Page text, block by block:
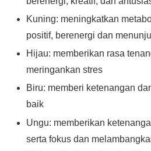
Kuning: meningkatkan
positif, berenergi dan
Hijau: memberikan rasa
meringankan stres
Biru: memberi ketenangan
baik
Ungu: memberikan
serta fokus dan